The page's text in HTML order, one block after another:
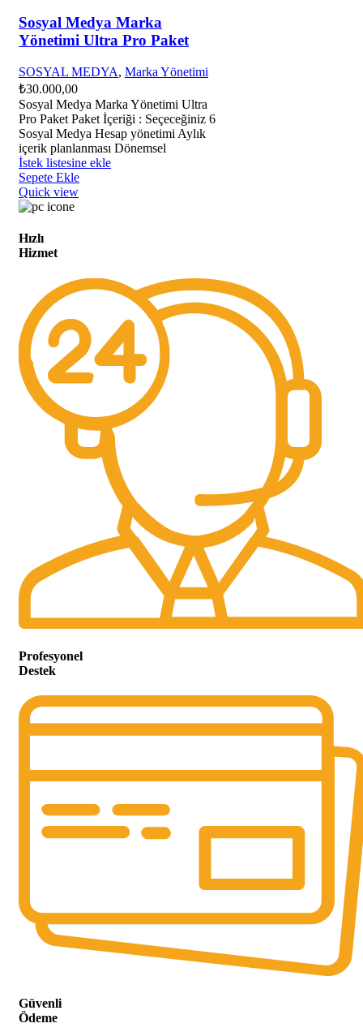
Sosyal Medya Marka
Yönetimi Ultra Pro Paket
SOSYAL MEDYA, Marka Yönetimi
₺30.000,00
Sosyal Medya Marka Yönetimi Ultra
Pro Paket Paket İçeriği : Seçeceğiniz 6
Sosyal Medya Hesap yönetimi Aylık
içerik planlanması Dönemsel
İstek listesine ekle
Sepete Ekle
Quick view
Hızlı
Hizmet
Profesyonel
Destek
Güvenli
Ödeme